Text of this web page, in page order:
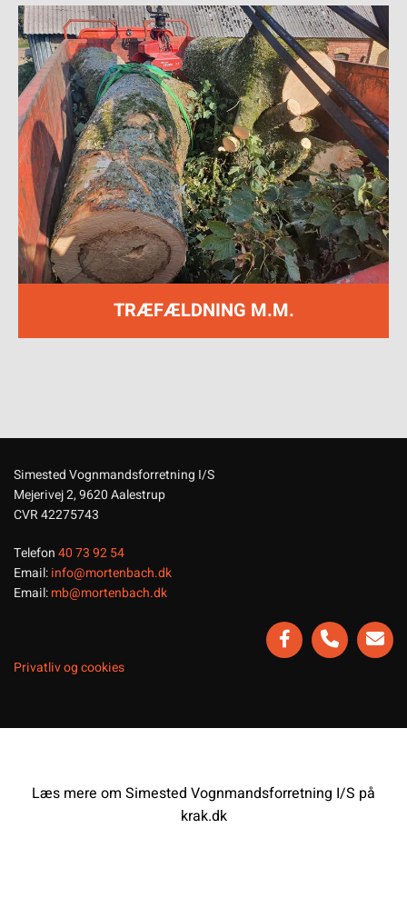
TRÆFÆLDNING M.M.
Simested Vognmandsforretning I/S
Mejerivej 2, 9620 Aalestrup
CVR 42275743
Telefon40 73 92 54
Email:info@mortenbach.dk
Email:mb@mortenbach.dk
Privatliv og cookies
Læs mere om Simested Vognmandsforretning I/S på
krak.dk